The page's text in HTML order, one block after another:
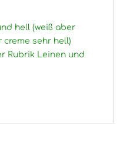
hell (weiß aber
creme sehr hell)
Rubrik Leinen und